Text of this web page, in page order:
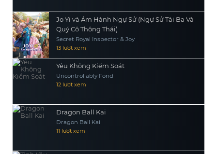
Jo Yi và Ám Hành Ngự Sử (Ngự Sử Tài Ba Và
Quý Cô Thông Thái)
Secret Royal Inspector & Joy
13 lượt xem
Yêu Không Kiểm Soát
Uncontrollably Fond
12 lượt xem
Dragon Ball Kai
Dragon Ball Kai
11 lượt xem